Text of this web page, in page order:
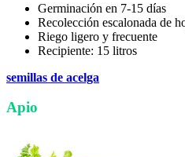
Germinación en 7-15 días
Recolección escalonada de
Riego ligero y frecuente
Recipiente: 15 litros
semillas de acelga
Apio